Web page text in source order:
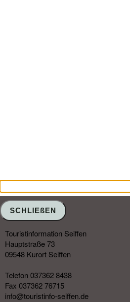
Touristinformation Seiffen
Hauptstraße 73
09548 Kurort Seiffen
Telefon 037362 8438
Fax 037362 76715
info@touristinfo-seiffen.de
SCHLIEßEN